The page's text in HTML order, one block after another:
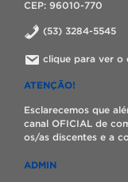
CEP: 96010-770
(53) 3284-5545
clique para ver o
ATENÇÃO!
Esclarecemos que
canal OFICIAL de
os/as discentes e a
ADMIN